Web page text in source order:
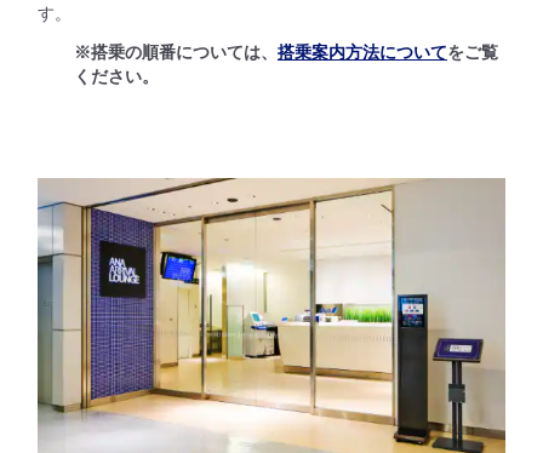
す。
※搭乗の順番については、 搭乗案内方法についてをご覧
ください。